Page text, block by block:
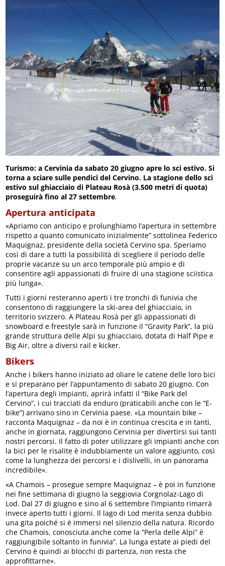
Turismo: a Cervinia da sabato 20 giugno apre lo sci estivo. Si
torna a sciare sulle pendici del Cervino. La stagione dello sci
estivo sul ghiacciaio di Plateau Rosà (3.500 metri di quota)
proseguirà fino al 27 settembre.
Apertura anticipata
«Apriamo con anticipo e prolunghiamo l’apertura in settembre
rispetto a quanto comunicato inizialmente” sottolinea Federico
Maquignaz, presidente della società Cervino spa. Speriamo
così di dare a tutti la possibilità di scegliere il periodo delle
proprie vacanze su un arco temporale più ampio e di
consentire agli appassionati di fruire di una stagione sciistica
più lunga».
Tutti i giorni resteranno aperti i tre tronchi di funivia che
consentono di raggiungere la ski-area del ghiacciaio, in
territorio svizzero. A Plateau Rosà per gli appassionati di
snowboard e freestyle sarà in funzione il “Gravity Park”, la più
grande struttura delle Alpi su ghiacciaio, dotata di Half Pipe e
Big Air, oltre a diversi rail e kicker.
Bikers
Anche i bikers hanno iniziato ad oliare le catene delle loro bici
e si preparano per l’appuntamento di sabato 20 giugno. Con
l’apertura degli impianti, aprirà infatti il “Bike Park del
Cervino”, i cui tracciati da enduro (praticabili anche con le “E-
bike”) arrivano sino in Cervinia paese. «La mountain bike –
racconta Maquignaz – da noi è in continua crescita e in tanti,
anche in giornata, raggiungono Cervinia per divertirsi sui tanti
nostri percorsi. Il fatto di poter utilizzare gli impianti anche con
la bici per le risalite è indubbiamente un valore aggiunto, così
come la lunghezza dei percorsi e i dislivelli, in un panorama
incredibile».
«A Chamois – prosegue sempre Maquignaz – è poi in funzione
nei fine settimana di giugno la seggiovia Corgnolaz-Lago di
Lod. Dal 27 di giugno e sino al 6 settembre l’impianto rimarrà
invece aperto tutti i giorni. Il lago di Lod merita senza dubbio
una gita poiché si è immersi nel silenzio della natura. Ricordo
che Chamois, conosciuta anche come la ”Perla delle Alpi” è
raggiungibile soltanto in funivia”. La lunga estate ai piedi del
Cervino è quindi ai blocchi di partenza, non resta che
approfittarne».